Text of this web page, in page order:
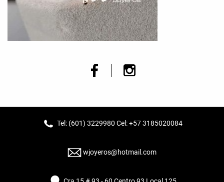
Tel: (601) 3229980 Cel: +57 3185020084
wjoyeros@hotmail.com